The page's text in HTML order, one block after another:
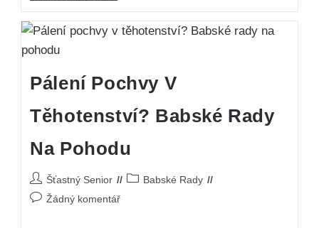
Pálení Pochvy V
Těhotenství? Babské Rady
Na Pohodu
Šťastný Senior
Babské Rady
Žádný komentář